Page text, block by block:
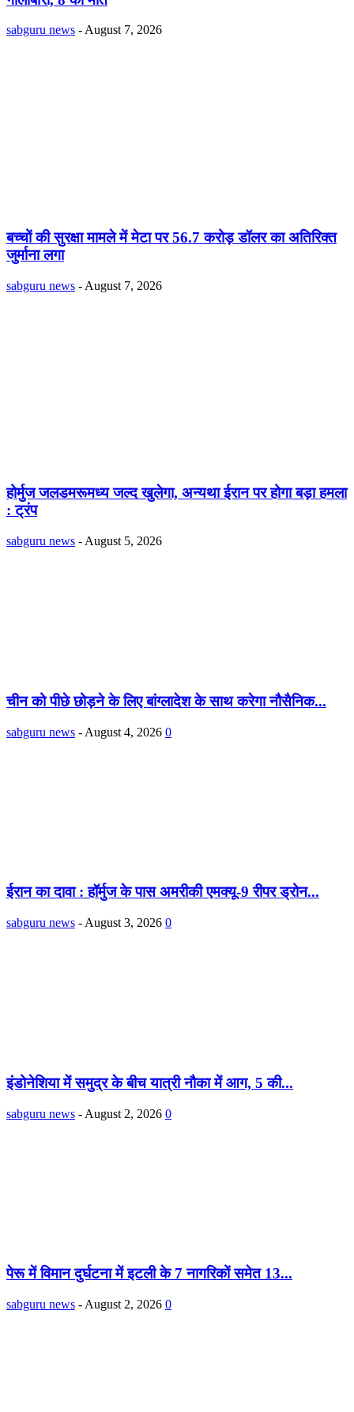
sabguru news - August 7, 2026
बच्चों की सुरक्षा मामले में मेटा पर 56.7 करोड़ डॉलर का अतिरिक्त
जुर्माना लगा
sabguru news - August 7, 2026
होर्मुज जलडमरूमध्य जल्द खुलेगा, अन्यथा ईरान पर होगा बड़ा हमला
: ट्रंप
sabguru news - August 5, 2026
चीन को पीछे छोड़ने के लिए बांग्लादेश के साथ करेगा नौसैनिक...
sabguru news - August 4, 2026 0
ईरान का दावा : हॉर्मुज के पास अमरीकी एमक्यू-9 रीपर ड्रोन...
sabguru news - August 3, 2026 0
इंडोनेशिया में समुद्र के बीच यात्री नौका में आग, 5 की...
sabguru news - August 2, 2026 0
पेरू में विमान दुर्घटना में इटली के 7 नागरिकों समेत 13...
sabguru news - August 2, 2026 0